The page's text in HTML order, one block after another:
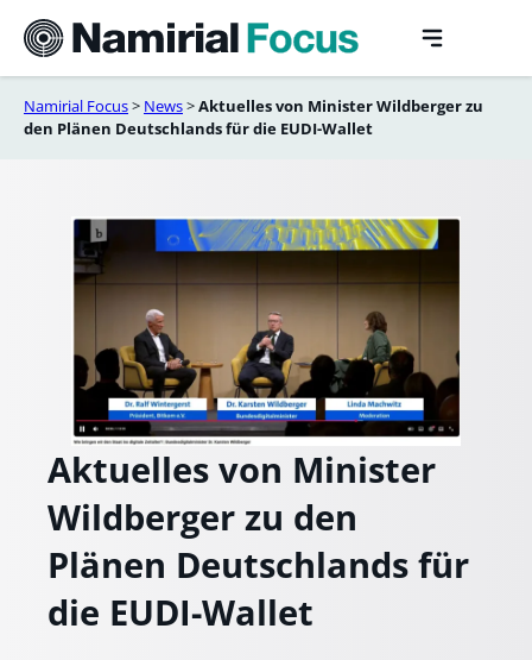
content
Namirial Focus> News>Aktuelles von Minister Wildberger zu
den Plänen Deutschlands für die EUDI-Wallet
Aktuelles von Minister
Wildberger zu den
Plänen Deutschlands für
die EUDI-Wallet